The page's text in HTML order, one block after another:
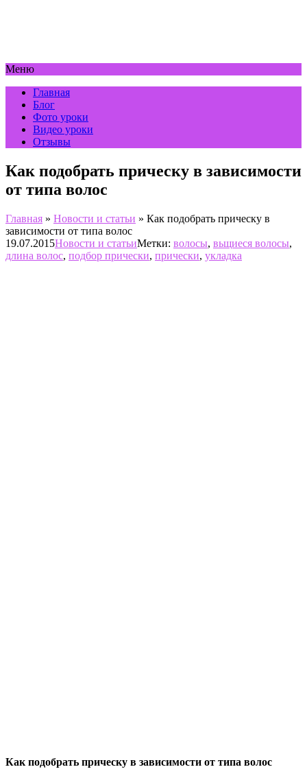
Меню
Главная
Блог
Фото уроки
Видео уроки
Отзывы
Как подобрать прическу в зависимости
от типа волос
Главная » Новости и статьи » Как подобрать прическу в
зависимости от типа волос
19.07.2015Новости и статьиМетки: волосы, вьщиеся волосы,
длина волос, подбор прически, прически, укладка
Как подобрать прическу в зависимости от типа волос